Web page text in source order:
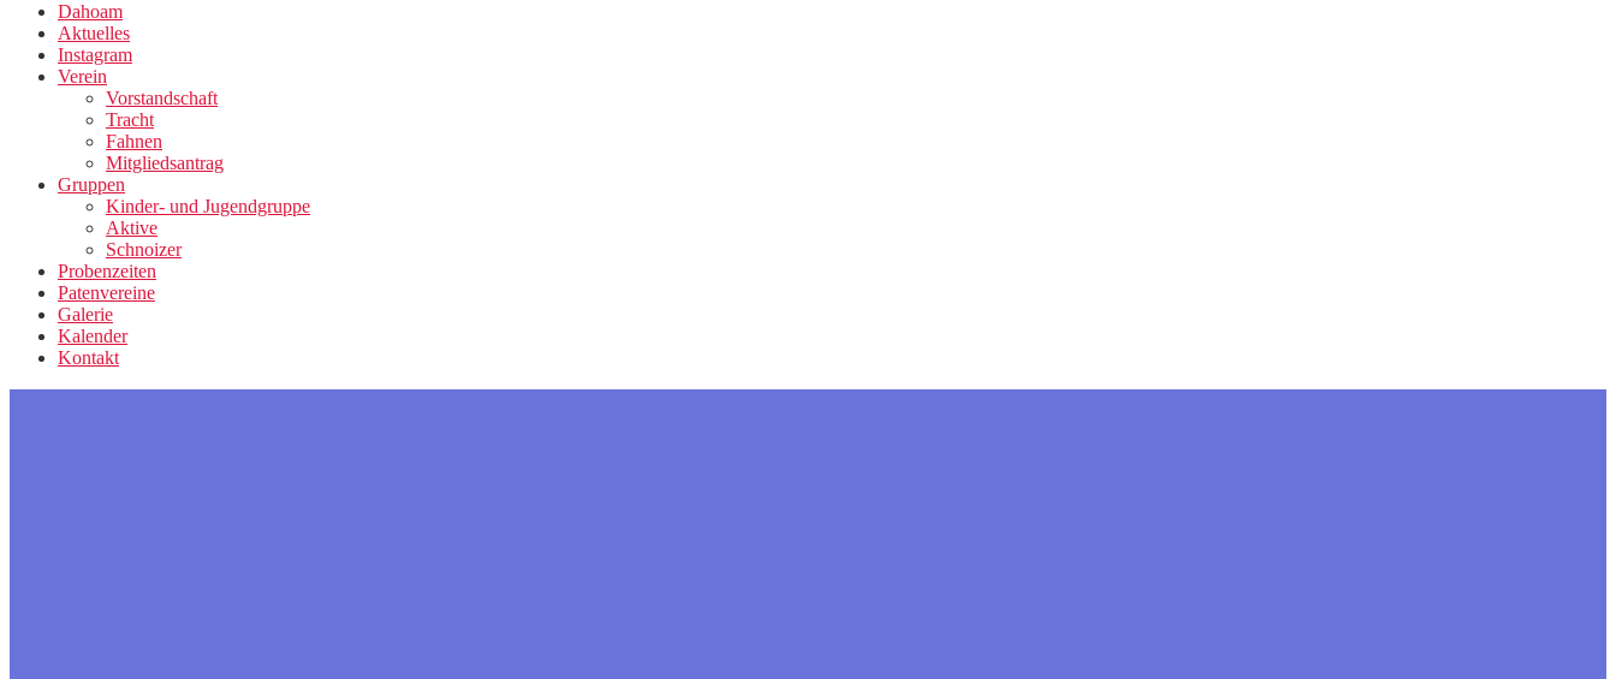
Dahoam
Aktuelles
Instagram
Verein
Vorstandschaft
Tracht
Fahnen
Mitgliedsantrag
Gruppen
Kinder- und Jugendgruppe
Aktive
Schnoizer
Probenzeiten
Patenvereine
Galerie
Kalender
Kontakt